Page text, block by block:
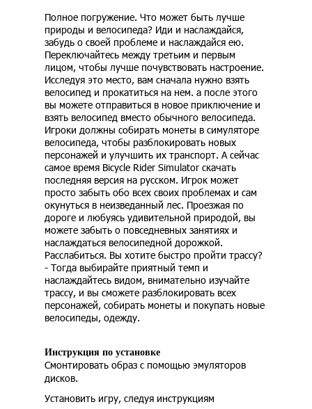
Полное погружение. Что может быть лучше
природы и велосипеда? Иди и наслаждайся,
забудь о своей проблеме и наслаждайся ею.
Переключайтесь между третьим и первым
лицом, чтобы лучше почувствовать настроение.
Исследуя это место, вам сначала нужно взять
велосипед и прокатиться на нем. а после этого
вы можете отправиться в новое приключение и
взять велосипед вместо обычного велосипеда.
Игроки должны собирать монеты в симуляторе
велосипеда, чтобы разблокировать новых
персонажей и улучшить их транспорт. А сейчас
самое время Bicycle Rider Simulator скачать
последняя версия на русском. Игрок может
просто забыть обо всех своих проблемах и сам
окунуться в неизведанный лес. Проезжая по
дороге и любуясь удивительной природой, вы
можете забыть о повседневных занятиях и
наслаждаться велосипедной дорожкой.
Расслабиться. Вы хотите быстро пройти трассу?
- Тогда выбирайте приятный темп и
наслаждайтесь видом, внимательно изучайте
трассу, и вы сможете разблокировать всех
персонажей, собирать монеты и покупать новые
велосипеды, одежду.
Инструкция по установке
Смонтировать образ с помощью эмуляторов
дисков.
Установить игру, следуя инструкциям